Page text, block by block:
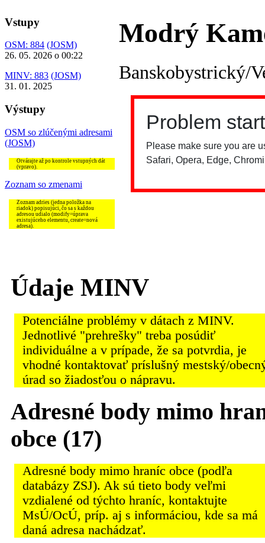
Vstupy
OSM: 884 (JOSM)
26. 05. 2026 o 00:22
MINV: 883 (JOSM)
31. 01. 2025
Výstupy
OSM so zlúčenými adresami
(JOSM)
Otvárajte až po kontrole vstupných dát
(vpravo).
Zoznam so zmenami
Zoznam adries (jedna položka na
riadok) popisujúci, čo sa s každou
adresou udialo (modify=úprava
existujúceho elementu, create=nová
adresa).
Modrý
Banskobystrický/
Údaje MINV
Potenciálne problémy v dátach z MINV.
Jednotlivé "prehrešky" treba posúdiť
individuálne a v prípade, že sa potvrdia, je
vhodné kontaktovať príslušný mestský/
úrad so žiadosťou o nápravu.
Adresné body mimo
obce (17)
Adresné body mimo hraníc obce (podľa
databázy ZSJ). Ak sú tieto body veľmi
vzdialené od týchto hraníc, kontaktujte
MsÚ/OcÚ, príp. aj s informáciou, kde sa má
daná adresa nachádzať.